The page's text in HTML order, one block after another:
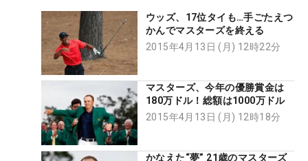
ウッズ、17位タイも…手ごたえつ
かんでマスターズを終える
2015年4月13日 (月) 12時22分
マスターズ、今年の優勝賞金は
180万ドル！総額は1000万ドル
2015年4月13日 (月) 12時18分
かなえた“夢” 21歳のマスターズ